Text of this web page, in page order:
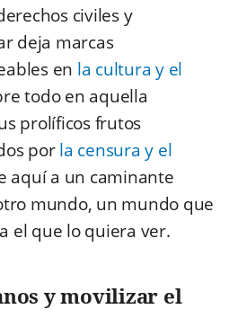
civiles y
deja marcas
en la cultura y el
todo en aquella
prolíficos frutos
porla censura y el
aquí a un caminante
mundo, un mundo que
el que lo quiera ver.
y movilizar el